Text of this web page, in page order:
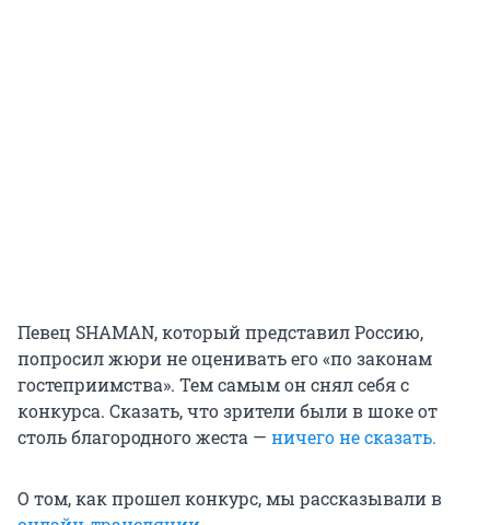
Певец SHAMAN, который представил Россию,
попросил жюри не оценивать его «по законам
гостеприимства». Тем самым он снял себя с
конкурса. Сказать, что зрители были в шоке от
столь благородного жеста — ничего не сказать.
О том, как прошел конкурс, мы рассказывали в